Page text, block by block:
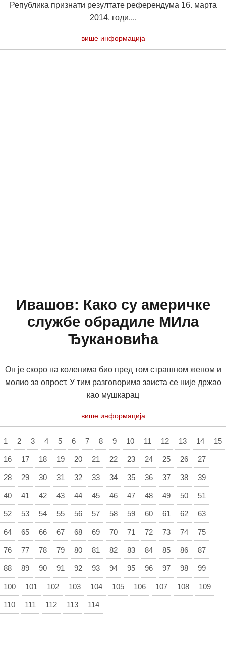
Република признати резултате референдума 16. марта
2014. годи....
више информација
Ивашов: Како су америчке
службе обрадиле МИла
Ђукановића
Он је скоро на коленима био пред том страшном женом и
молио за опрост. У тим разговорима заиста се није држао
као мушкарац
више информација
1 2 3 4 5 6 7 8 9 10 11 12 13 14 15
16 17 18 19 20 21 22 23 24 25 26 27
28 29 30 31 32 33 34 35 36 37 38 39
40 41 42 43 44 45 46 47 48 49 50 51
52 53 54 55 56 57 58 59 60 61 62 63
64 65 66 67 68 69 70 71 72 73 74 75
76 77 78 79 80 81 82 83 84 85 86 87
88 89 90 91 92 93 94 95 96 97 98 99
100 101 102 103 104 105 106 107 108 109
110 111 112 113 114